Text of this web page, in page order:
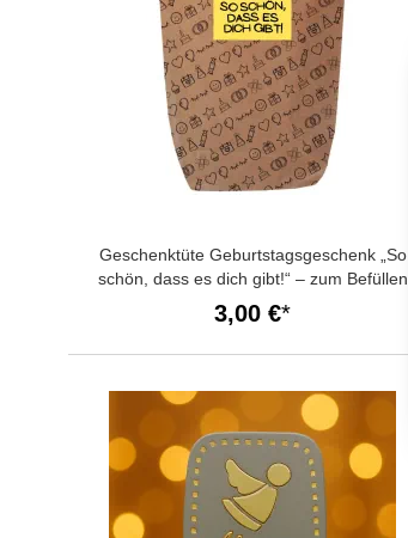
Geschenktüte Geburtstagsgeschenk „So
schön, dass es dich gibt!“ – zum Befüllen
3,00 €